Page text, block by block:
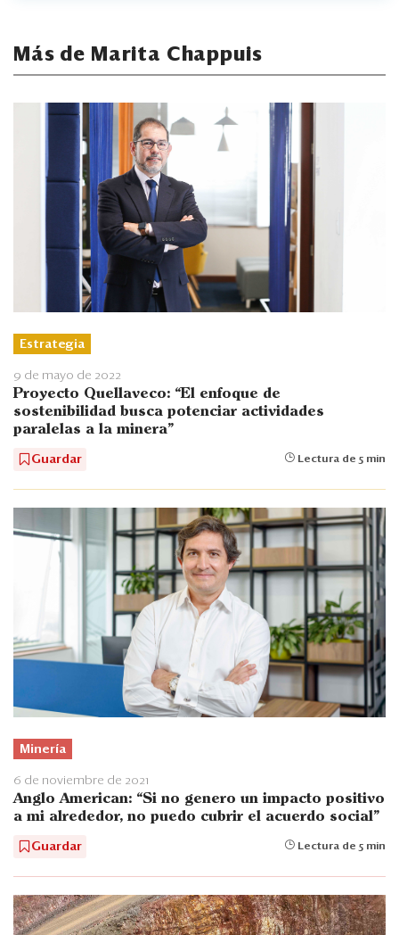
Más de Marita Chappuis
Estrategia
9 de mayo de 2022
Proyecto Quellaveco: “El enfoque de
sostenibilidad busca potenciar actividades
paralelas a la minera”
Guardar Lectura de 5 min
Minería
6 de noviembre de 2021
Anglo American: “Si no genero un impacto positivo
a mi alrededor, no puedo cubrir el acuerdo social"
Guardar Lectura de 5 min